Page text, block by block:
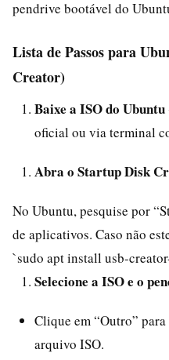
pendrive bootável do
Lista de Passos para
Creator)
Baixe a ISO do Ubuntu
oficial ou via terminal
Abra o Startup Disk
No Ubuntu, pesquise por
de aplicativos. Caso não
`sudo apt install usb-
Selecione a ISO e o
Clique em “Outro”
arquivo ISO.